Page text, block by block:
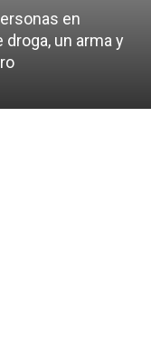
en
un arma y